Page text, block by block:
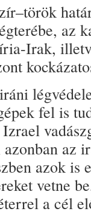
az
Irak,
fel is
az
azok is
vetne
a cél